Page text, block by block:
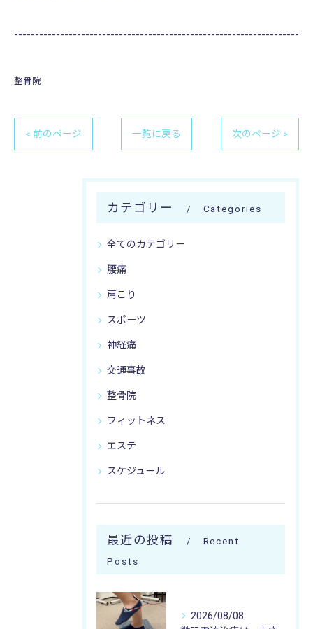
--------------------------------------------------------------------
整骨院
< 前のページ 一覧に戻る 次のページ >
カテゴリー Categories
全てのカテゴリー
腰痛
肩こり
スポーツ
神経痛
交通事故
整骨院
フィットネス
エステ
スケジュール
最近の投稿
Recent
Posts
2026/08/08